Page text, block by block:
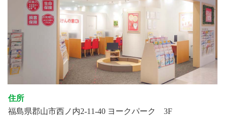
住所
福島県郡山市西ノ内2-11-40 ヨークパーク 3F